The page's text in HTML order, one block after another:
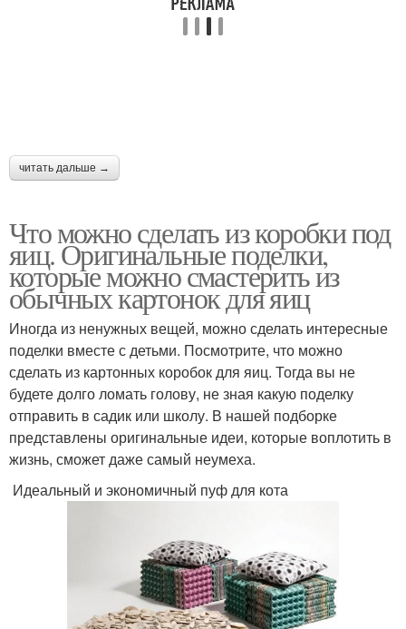
читать дальше →
Что можно сделать из коробки под
яиц. Оригинальные поделки,
которые можно смастерить из
обычных картонок для яиц
Иногда из ненужных вещей, можно сделать интересные
поделки вместе с детьми. Посмотрите, что можно
сделать из картонных коробок для яиц. Тогда вы не
будете долго ломать голову, не зная какую поделку
отправить в садик или школу. В нашей подборке
представлены оригинальные идеи, которые воплотить в
жизнь, сможет даже самый неумеха.
Идеальный и экономичный пуф для кота